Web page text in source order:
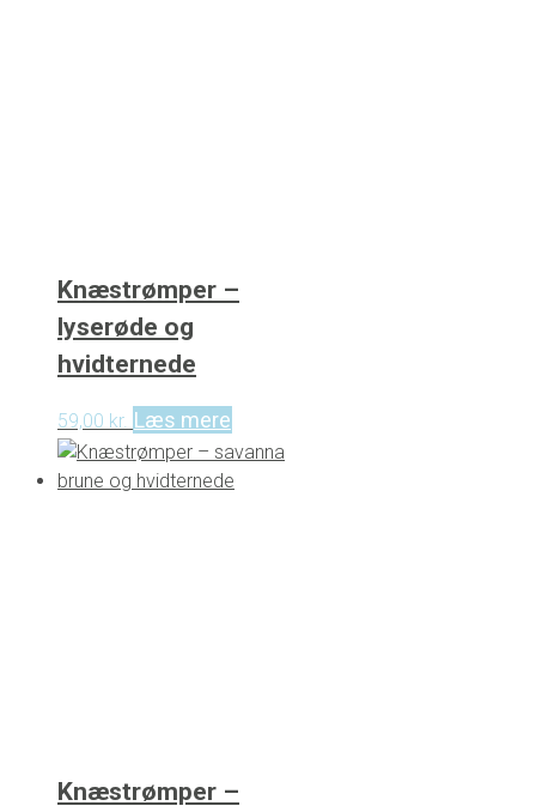
Knæstrømper –
lyserøde og
hvidternede
59,00 kr. Læs mere
Knæstrømper –